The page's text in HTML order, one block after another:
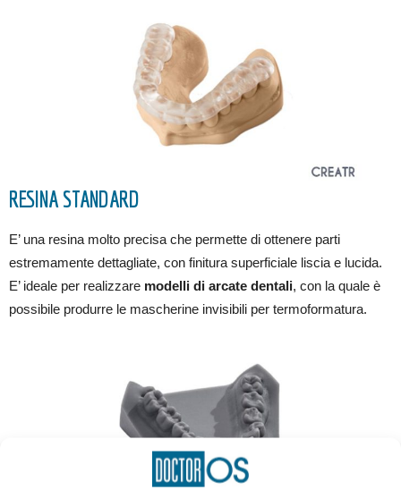
RESINA STANDARD
E’ una resina molto precisa che permette di ottenere parti
estremamente dettagliate, con finitura superficiale liscia e lucida.
E’ ideale per realizzare modelli di arcate dentali, con la quale è
possibile produrre le mascherine invisibili per termoformatura.